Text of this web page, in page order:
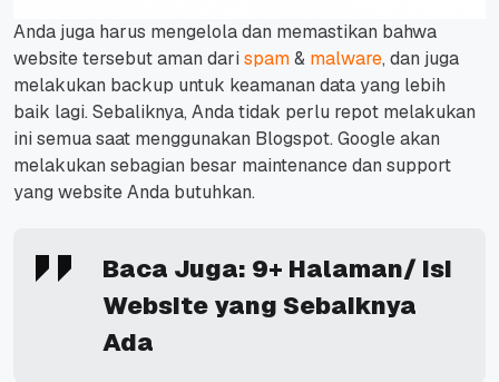
Anda juga harus mengelola dan memastikan bahwa
website tersebut aman dari spam& malware, dan juga
melakukan backup untuk keamanan data yang lebih
baik lagi. Sebaliknya, Anda tidak perlu repot melakukan
ini semua saat menggunakan Blogspot. Google akan
melakukan sebagian besar maintenance dan support
yang website Anda butuhkan.
Baca Juga: 9+ Halaman/ Isi
Website yang Sebaiknya
Ada